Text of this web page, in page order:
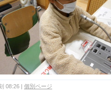
08:26 | 個別ページ